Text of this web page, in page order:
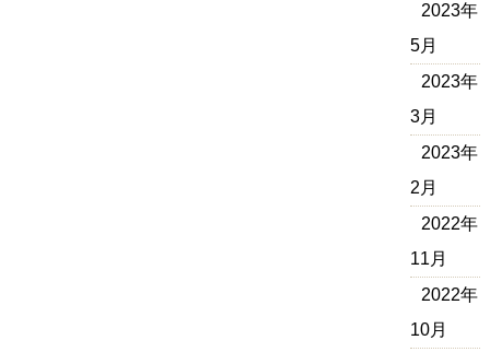
2023年
5月
2023年
3月
2023年
2月
2022年
11月
2022年
10月